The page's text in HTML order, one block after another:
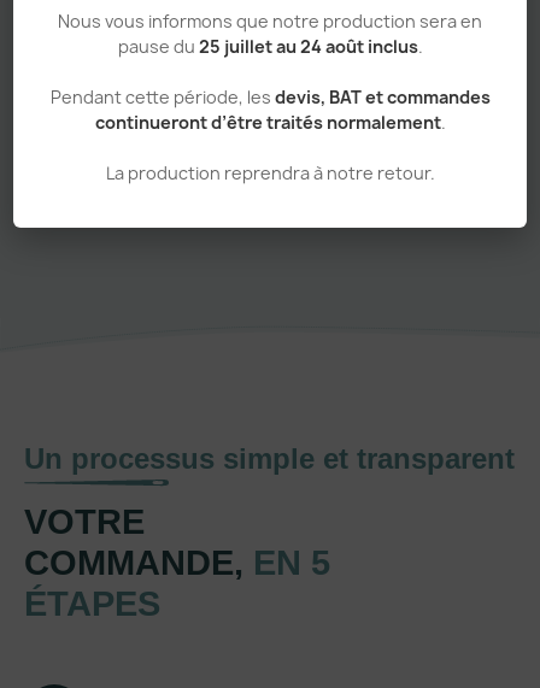
Nous vous informons que notre production sera en
pause du 25 juillet au 24 août inclus.
Pendant cette période, les devis, BAT et commandes
continueront d’être traités normalement.
La production reprendra à notre retour.
Un processus simple et transparent
VOTRE
COMMANDE, EN 5
ÉTAPES